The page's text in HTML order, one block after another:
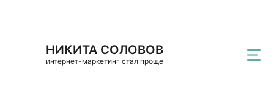
НИКИТА СОЛОВОВ
интернет-маркетинг стал проще